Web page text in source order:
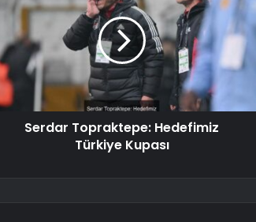
Serdar Topraktepe: Hedefimiz
Türkiye Kupası